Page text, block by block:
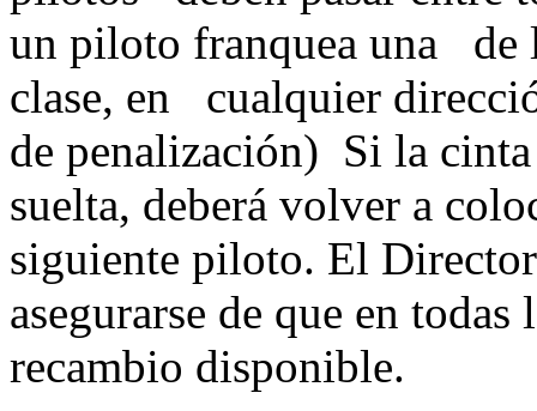
un piloto franquea una de
clase, en cualquier
de penalización) Si la
suelta, deberá volver a
siguiente piloto. El
asegurarse de que en
recambio